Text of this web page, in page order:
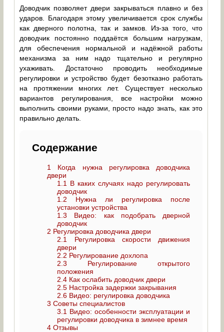
Доводчик позволяет двери закрываться плавно и без
ударов. Благодаря этому увеличивается срок службы
как дверного полотна, так и замков. Из-за того, что
доводчик постоянно поддаётся большим нагрузкам,
для обеспечения нормальной и надёжной работы
механизма за ним надо тщательно и регулярно
ухаживать. Достаточно проводить необходимые
регулировки и устройство будет безотказно работать
на протяжении многих лет. Существует несколько
вариантов регулирования, все настройки можно
выполнить своими руками, просто надо знать, как это
правильно делать.
Содержание
1
Когда нужна регулировка доводчика
двери
1.1
В каких случаях надо регулировать
доводчик
1.2 Нужна ли регулировка после
установки устройства
1.3 Видео: как подобрать дверной
доводчик
2 Регулировка доводчика двери
2.1
Регулировка скорости движения
двери
2.2 Регулирование дохлопа
2.3 Регулирование открытого
положения
2.4 Как ослабить доводчик двери
2.5 Настройка задержки закрывания
2.6 Видео: регулировка доводчика
3 Советы специалистов
3.1 Видео: особенности эксплуатации и
регулировки доводчика в зимнее время
4 Отзывы